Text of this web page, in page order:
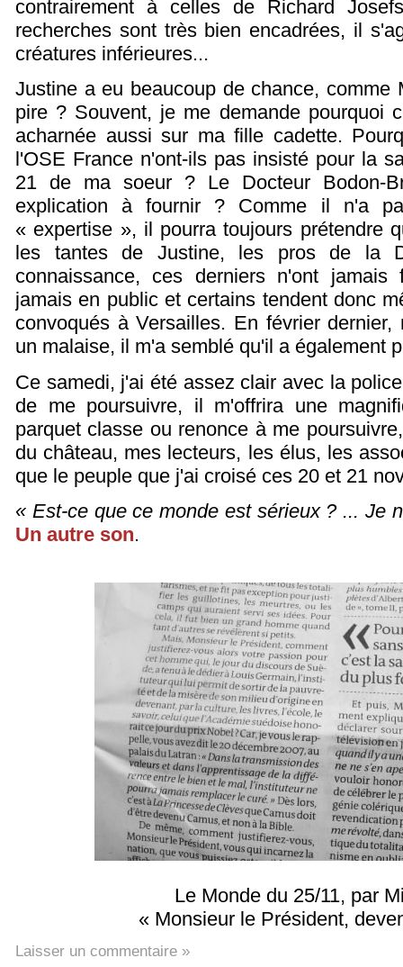
contrairement à celles de Richard
recherches sont très bien encadrées, il
créatures inférieures...
Justine a eu beaucoup de chance, comme
pire ? Souvent, je me demande pourquoi
acharnée aussi sur ma fille cadette.
l'OSE France n'ont-ils pas insisté pour la
21 de ma soeur ? Le Docteur Bodon-
explication à fournir ? Comme il n'a
« expertise », il pourra toujours prétendre
les tantes de Justine, les pros de la
connaissance, ces derniers n'ont
jamais en public et certains tendent donc
convoqués à Versailles. En février
un malaise, il m'a semblé qu'il a également
Ce samedi, j'ai été assez clair avec la
de me poursuivre, il m'offrira une
parquet classe ou renonce à me
du château, mes lecteurs, les élus, les
que le peuple que j'ai croisé ces 20 et 21
« Est-ce que ce monde est sérieux ? ... Je
Un autre son.
Le Monde du 25/11, par
« Monsieur le Président,
Laisser un commentaire »